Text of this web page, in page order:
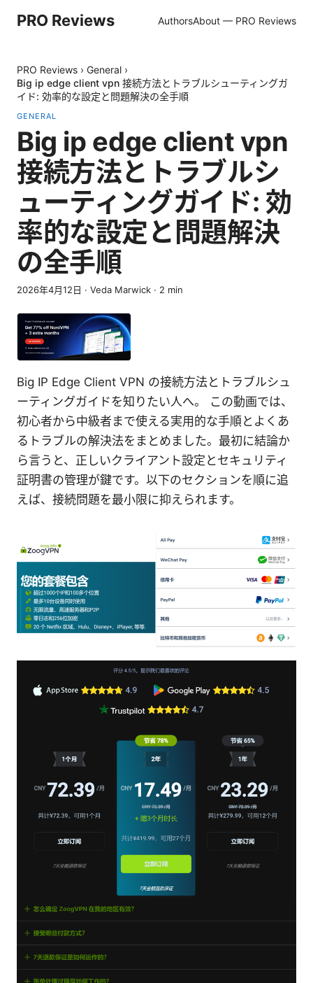
PRO Reviews AuthorsAbout — PRO Reviews
PRO Reviews › General ›
Big ip edge client vpn 接続方法とトラブルシューティングガ
イド: 効率的な設定と問題解決の全手順
GENERAL
Big ip edge client vpn
接続方法とトラブルシ
ューティングガイド: 効
率的な設定と問題解決
の全手順
2026年4月12日 · Veda Marwick · 2 min
Big IP Edge Client VPN の接続方法とトラブルシュ
ーティングガイドを知りたい人へ。 この動画では、
初心者から中級者まで使える実用的な手順とよくあ
るトラブルの解決法をまとめました。最初に結論か
ら言うと、正しいクライアント設定とセキュリティ
証明書の管理が鍵です。以下のセクションを順に追
えば、接続問題を最小限に抑えられます。